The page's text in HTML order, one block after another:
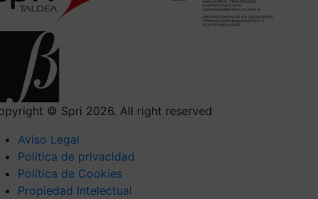
© Spri 2026. All right reserved
Aviso Legal
Política de privacidad
Política de Cookies
Propiedad Intelectual